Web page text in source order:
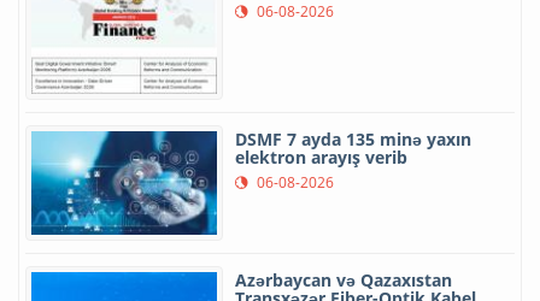
06-08-2026
DSMF 7 ayda 135 minə yaxın
elektron arayış verib
06-08-2026
Azərbaycan və Qazaxıstan